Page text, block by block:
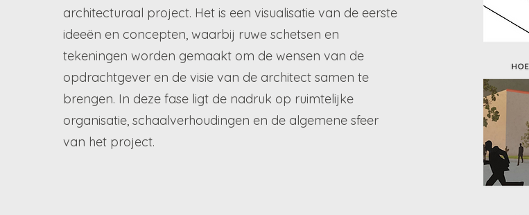
architecturaal project. Het is een visualisatie van de eerste
ideeën en concepten, waarbij ruwe schetsen en
tekeningen worden gemaakt om de wensen van de
opdrachtgever en de visie van de architect samen te
brengen. In deze fase ligt de nadruk op ruimtelijke
organisatie, schaalverhoudingen en de algemene sfeer
van het project.